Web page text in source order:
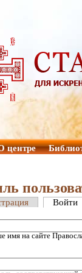
центре
Войти
имя на сайте